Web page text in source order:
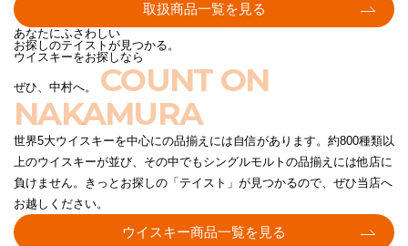
取扱商品一覧を見る
あなたにふさわしい
お探しのテイストが見つかる。
ウイスキーをお探しなら
ぜひ、中村へ。 COUNT ON
NAKAMURA
世界5大ウイスキーを中心にの品揃えには自信があります。約800種類以
上のウイスキーが並び、その中でもシングルモルトの品揃えには他店に
負けません。きっとお探しの「テイスト」が見つかるので、ぜひ当店へ
お越しください。
ウイスキー商品一覧を見る